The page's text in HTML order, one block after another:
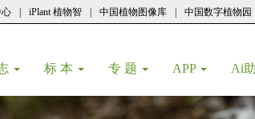
iPlant 植物智 中国植物图像库 中国数字植物园
标 本 专 题 APP Ai